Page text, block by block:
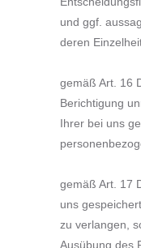
und ggf.
deren
gemäß Art. 16
Berichtigung
Ihrer bei uns
gemäß Art. 17
uns
zu verlangen,
Ausübung des